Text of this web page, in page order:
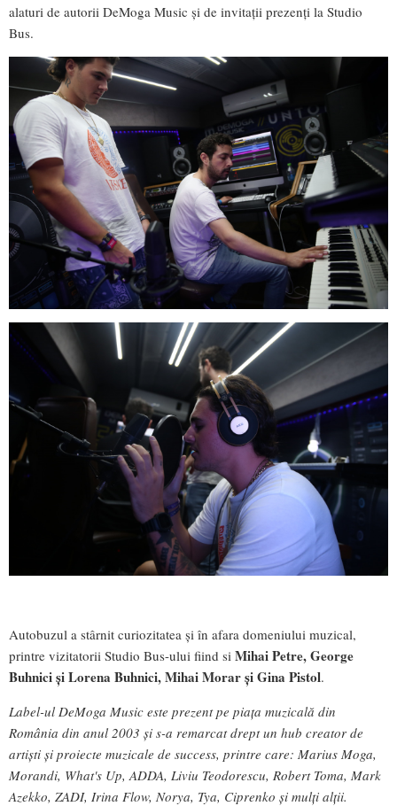
alaturi de autorii DeMoga Music și de invitații prezenți la Studio
Bus.
Autobuzul a stârnit curiozitatea și în afara domeniului muzical,
printre vizitatorii Studio Bus-ului fiind si Mihai Petre, George
Buhnici și Lorena Buhnici, Mihai Morar și Gina Pistol.
Label-ul DeMoga Music este prezent pe piața muzicală din
România din anul 2003 și s-a remarcat drept un hub creator de
artiști și proiecte muzicale de success, printre care: Marius Moga,
Morandi, What's Up, ADDA, Liviu Teodorescu, Robert Toma, Mark
Azekko, ZADI, Irina Flow, Norya, Tya, Ciprenko și mulți alții.